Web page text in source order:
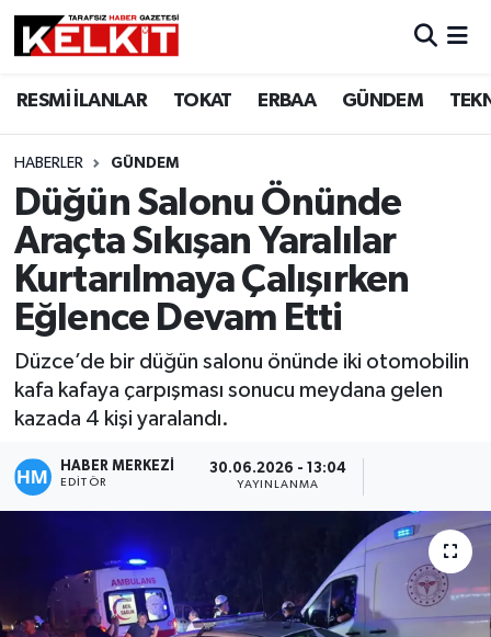
RESMİ İLANLAR TOKAT ERBAA GÜNDEM
HABERLER GÜNDEM
Düğün Salonu Önünde
Araçta Sıkışan Yaralılar
Kurtarılmaya Çalışırken
Eğlence Devam Etti
Düzce’de bir düğün salonu önünde iki otomobilin
kafa kafaya çarpışması sonucu meydana gelen
kazada 4 kişi yaralandı.
HABER MERKEZİ
EDITÖR
30.06.2026 - 13:04
YAYINLANMA